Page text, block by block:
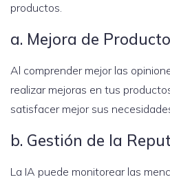
productos.
a. Mejora de
Al comprender mejor las
realizar mejoras en tus
satisfacer mejor sus
b. Gestión de la
La IA puede monitorear las